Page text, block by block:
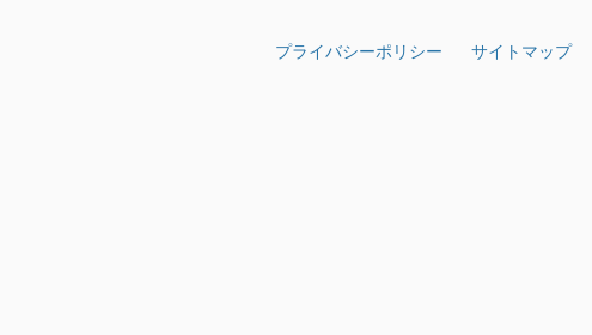
プライバシーポリシー サイトマップ